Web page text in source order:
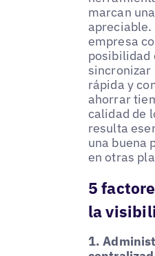
marcan
apreciable.
empresa
posibilidad
sincronizar
rápida y
ahorrar
calidad de
resulta
una buena
en otras
5
la
1.